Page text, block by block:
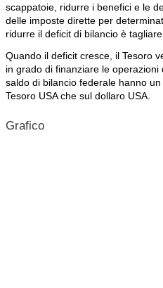
scappatoie, ridurre i benefici e le
delle imposte dirette per
ridurre il deficit di bilancio è
Quando il deficit cresce, il Tesoro
in grado di finanziare le
saldo di bilancio federale hanno
Tesoro USA che sul dollaro USA.
Grafico